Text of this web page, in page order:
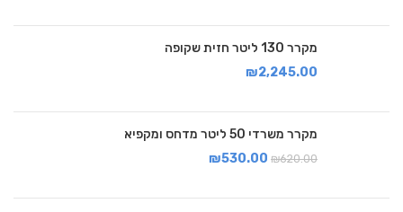
מקרר 130 ליטר חזית שקופה
₪2,245.00
מקרר משרדי 50 ליטר מדחס ומקפיא
₪620.00
₪530.00